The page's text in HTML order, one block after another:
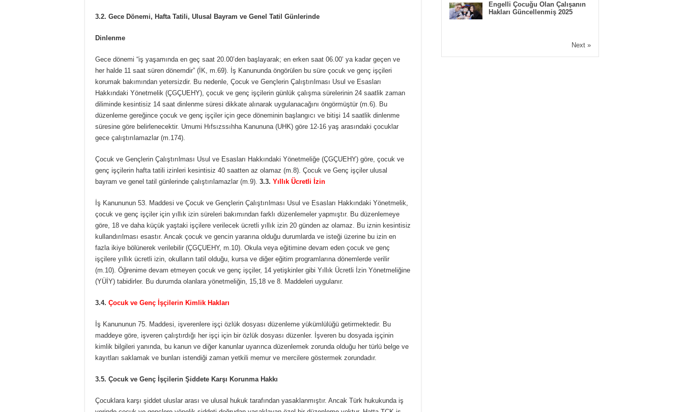
3.2. Gece Dönemi, Hafta Tatili, Ulusal Bayram ve Genel Tatil Günlerinde
Dinlenme
Gece dönemi “iş yaşamında en geç saat 20.00’den başlayarak; en erken saat 06.00’ ya kadar geçen ve
her halde 11 saat süren dönemdir” (İK, m.69). İş Kanununda öngörülen bu süre çocuk ve genç işçileri
korumak bakımından yetersizdir. Bu nedenle, Çocuk ve Gençlerin Çalıştırılması Usul ve Esasları
Hakkındaki Yönetmelik (ÇGÇUEHY), çocuk ve genç işçilerin günlük çalışma sürelerinin 24 saatlik zaman
diliminde kesintisiz 14 saat dinlenme süresi dikkate alınarak uygulanacağını öngörmüştür (m.6). Bu
düzenleme gereğince çocuk ve genç işçiler için gece döneminin başlangıcı ve bitişi 14 saatlik dinlenme
süresine göre belirlenecektir. Umumi Hıfsızssıhha Kanununa (UHK) göre 12-16 yaş arasındaki çocuklar
gece çalıştırılamazlar (m.174).
Çocuk ve Gençlerin Çalıştırılması Usul ve Esasları Hakkındaki Yönetmeliğe (ÇGÇUEHY) göre, çocuk ve
genç işçilerin hafta tatili izinleri kesintisiz 40 saatten az olamaz (m.8). Çocuk ve Genç işçiler ulusal
bayram ve genel tatil günlerinde çalıştırılamazlar (m.9). 3.3. Yıllık Ücretli İzin
İş Kanununun 53. Maddesi ve Çocuk ve Gençlerin Çalıştırılması Usul ve Esasları Hakkındaki Yönetmelik,
çocuk ve genç işçiler için yıllık izin süreleri bakımından farklı düzenlemeler yapmıştır. Bu düzenlemeye
göre, 18 ve daha küçük yaştaki işçilere verilecek ücretli yıllık izin 20 günden az olamaz. Bu iznin kesintisiz
kullandırılması esastır. Ancak çocuk ve gencin yararına olduğu durumlarda ve isteği üzerine bu izin en
fazla ikiye bölünerek verilebilir (ÇGÇUEHY, m.10). Okula veya eğitimine devam eden çocuk ve genç
işçilere yıllık ücretli izin, okulların tatil olduğu, kursa ve diğer eğitim programlarına dönemlerde verilir
(m.10). Öğrenime devam etmeyen çocuk ve genç işçiler, 14 yetişkinler gibi Yıllık Ücretli İzin Yönetmeliğine
(YÜİY) tabidirler. Bu durumda olanlara yönetmeliğin, 15,18 ve 8. Maddeleri uygulanır.
3.4. Çocuk ve Genç İşçilerin Kimlik Hakları
İş Kanununun 75. Maddesi, işverenlere işçi özlük dosyası düzenleme yükümlülüğü getirmektedir. Bu
maddeye göre, işveren çalıştırdığı her işçi için bir özlük dosyası düzenler. İşveren bu dosyada işçinin
kimlik bilgileri yanında, bu kanun ve diğer kanunlar uyarınca düzenlemek zorunda olduğu her türlü belge ve
kayıtları saklamak ve bunları istendiği zaman yetkili memur ve mercilere göstermek zorundadır.
3.5. Çocuk ve Genç İşçilerin Şiddete Karşı Korunma Hakkı
Çocuklara karşı şiddet uluslar arası ve ulusal hukuk tarafından yasaklanmıştır. Ancak Türk hukukunda iş
Engelli Çocuğu Olan Çalışanın
Hakları Güncellenmiş 2025
Next »